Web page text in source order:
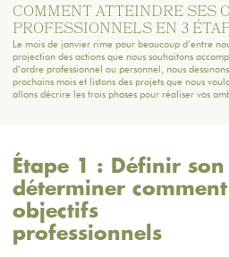
COMMENT ATTEINDRE SES
PROFESSIONNELS EN 3
Le mois de janvier rime pour beaucoup d’entre
projection des actions que nous souhaitons
d’ordre professionnel ou personnel, nous
prochains mois et listons des projets que nous
allons décrire les trois phases pour réaliser vos
Étape 1 : Définir
déterminer
objectifs
professionnels